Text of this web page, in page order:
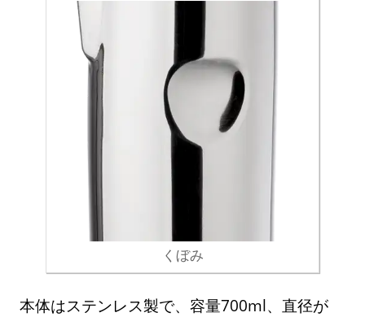
くぼみ
本体はステンレス製で、容量700ml、直径が